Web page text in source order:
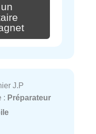
J.P
: Préparateur